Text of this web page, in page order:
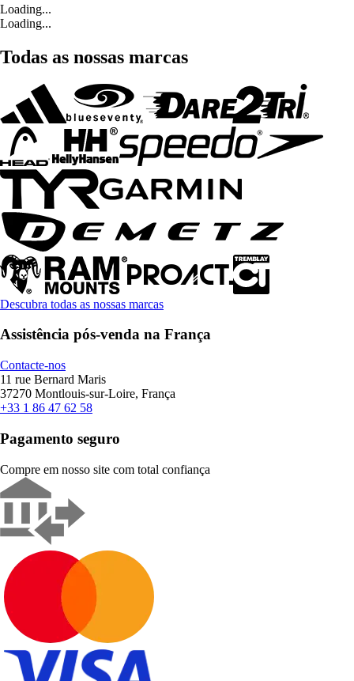
Loading...
Loading...
Todas as nossas marcas
Descubra todas as nossas marcas
Assistência pós-venda na França
Contacte-nos
11 rue Bernard Maris
37270 Montlouis-sur-Loire, França
+33 1 86 47 62 58
Pagamento seguro
Compre em nosso site com total confiança